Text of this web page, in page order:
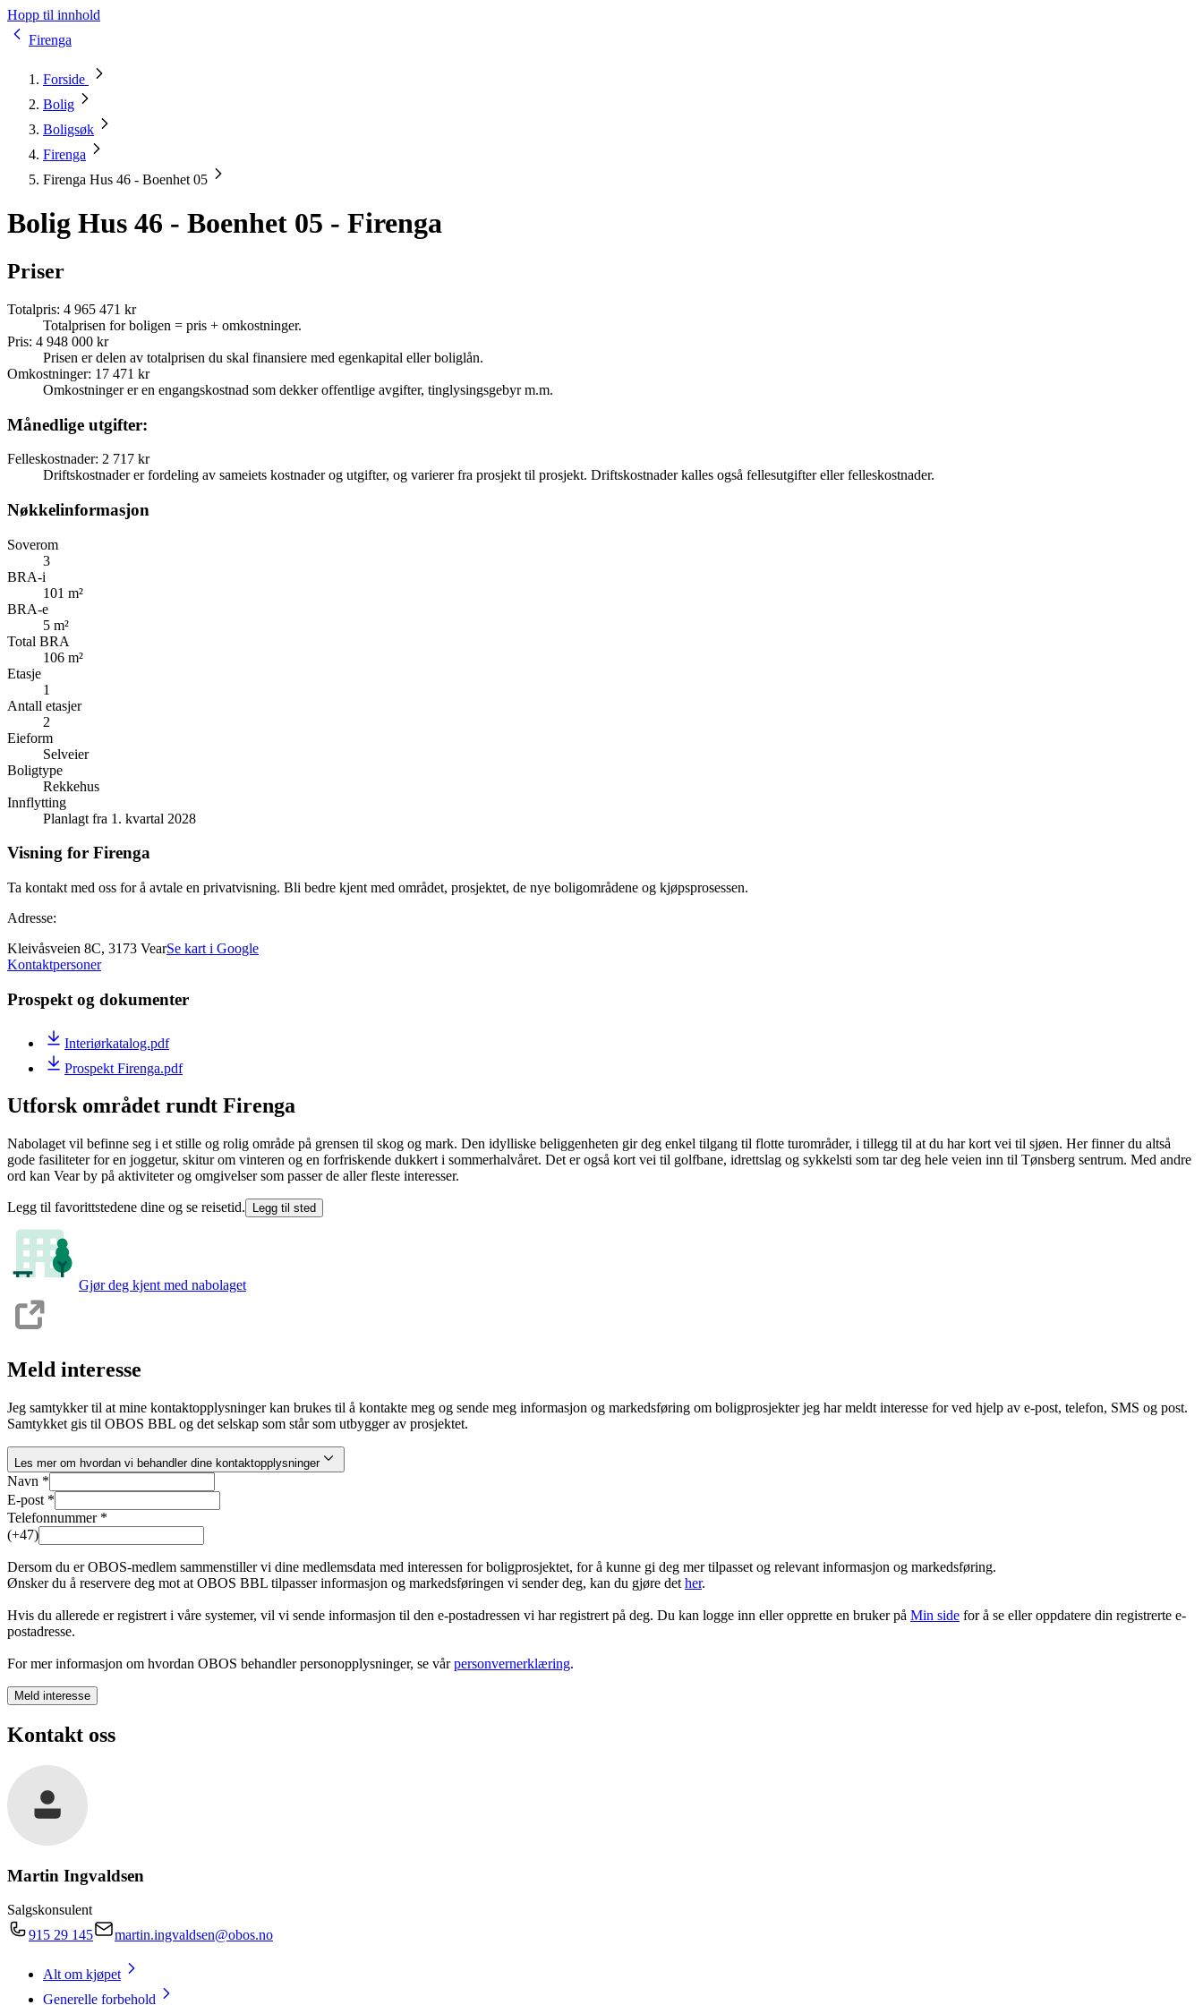
Hopp til innhold
Firenga
Forside
Bolig
Boligsøk
Firenga
Firenga Hus 46 - Boenhet 05
Bolig Hus 46 - Boenhet 05 - Firenga
Priser
Totalpris: 4 965 471 kr
Totalprisen for boligen = pris + omkostninger.
Pris: 4 948 000 kr
Prisen er delen av totalprisen du skal finansiere med egenkapital eller boliglån.
Omkostninger: 17 471 kr
Omkostninger er en engangskostnad som dekker offentlige avgifter, tinglysingsgebyr m.m.
Månedlige utgifter:
Felleskostnader: 2 717 kr
Driftskostnader er fordeling av sameiets kostnader og utgifter, og varierer fra prosjekt til prosjekt. Driftskostnader kalles også fellesutgifter eller felleskostnader.
Nøkkelinformasjon
Soverom
3
BRA-i
101 m²
BRA-e
5 m²
Total BRA
106 m²
Etasje
1
Antall etasjer
2
Eieform
Selveier
Boligtype
Rekkehus
Innflytting
Planlagt fra 1. kvartal 2028
Visning for Firenga
Ta kontakt med oss for å avtale en privatvisning. Bli bedre kjent med området, prosjektet, de nye boligområdene og kjøpsprosessen.
Adresse:
Kleivåsveien 8C, 3173 VearSe kart i Google
Kontaktpersoner
Prospekt og dokumenter
Interiørkatalog.pdf
Prospekt Firenga.pdf
Utforsk området rundt Firenga
Nabolaget vil befinne seg i et stille og rolig område på grensen til skog og mark. Den idylliske beliggenheten gir deg enkel tilgang til flotte tur­områder, i tillegg til at du har kort vei til sjøen. Her finner du altså
gode fasiliteter for en joggetur, skitur om vinteren og en forfriskende dukkert i sommerhalvåret. Det er også kort vei til golfbane, idrettslag og sykkel­sti som tar deg hele veien inn til Tønsberg sentrum. Med andre
ord kan Vear by på aktiviteter og omgivelser som passer de aller fleste interesser.
Legg til favorittstedene dine og se reisetid. Legg til sted
Gjør deg kjent med nabolaget
Meld interesse
Jeg samtykker til at mine kontaktopplysninger kan brukes til å kontakte meg og sende meg informasjon og markedsføring om boligprosjekter jeg har meldt interesse for ved hjelp av e-post, telefon, SMS og post.
Samtykket gis til OBOS BBL og det selskap som står som utbygger av prosjektet.
Les mer om hvordan vi behandler dine kontaktopplysninger
Navn *
E-post *
Telefonnummer *
(+47)
Dersom du er OBOS-medlem sammenstiller vi dine medlemsdata med interessen for boligprosjektet, for å kunne gi deg mer tilpasset og relevant informasjon og markedsføring.
Ønsker du å reservere deg mot at OBOS BBL tilpasser informasjon og markedsføringen vi sender deg, kan du gjøre det her.
Hvis du allerede er registrert i våre systemer, vil vi sende informasjon til den e-postadressen vi har registrert på deg. Du kan logge inn eller opprette en bruker på Min side for å se eller oppdatere din registrerte e-
postadresse.
For mer informasjon om hvordan OBOS behandler personopplysninger, se vårpersonvernerklæring.
Meld interesse
Kontakt oss
Martin Ingvaldsen
Salgskonsulent
915 29 145
martin.ingvaldsen@obos.no
Alt om kjøpet
Generelle forbehold